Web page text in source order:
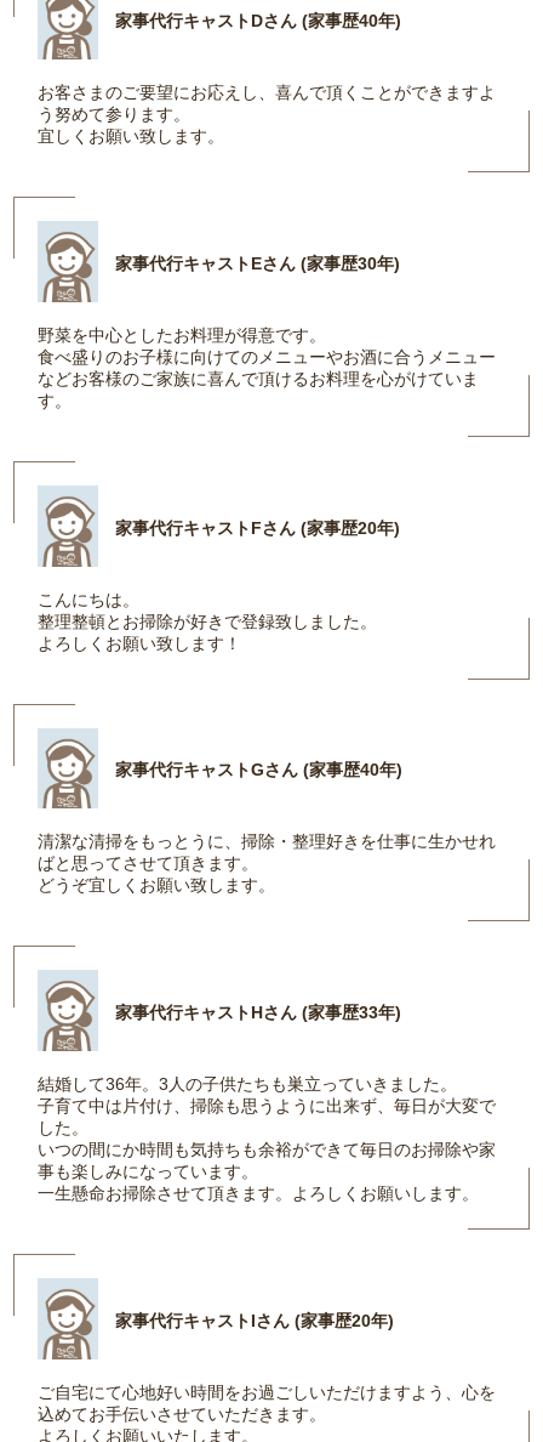
家事代行キャストDさん (家事歴40年)
お客さまのご要望にお応えし、喜んで頂くことができますよ
う努めて参ります。
宜しくお願い致します。
家事代行キャストEさん (家事歴30年)
野菜を中心としたお料理が得意です。
食べ盛りのお子様に向けてのメニューやお酒に合うメニュー
などお客様のご家族に喜んで頂けるお料理を心がけていま
す。
家事代行キャストFさん (家事歴20年)
こんにちは。
整理整頓とお掃除が好きで登録致しました。
よろしくお願い致します！
家事代行キャストGさん (家事歴40年)
清潔な清掃をもっとうに、掃除・整理好きを仕事に生かせれ
ばと思ってさせて頂きます。
どうぞ宜しくお願い致します。
家事代行キャストHさん (家事歴33年)
結婚して36年。3人の子供たちも巣立っていきました。
子育て中は片付け、掃除も思うように出来ず、毎日が大変で
した。
いつの間にか時間も気持ちも余裕ができて毎日のお掃除や家
事も楽しみになっています。
一生懸命お掃除させて頂きます。よろしくお願いします。
家事代行キャストIさん (家事歴20年)
ご自宅にて心地好い時間をお過ごしいただけますよう、心を
込めてお手伝いさせていただきます。
よろしくお願いいたします。